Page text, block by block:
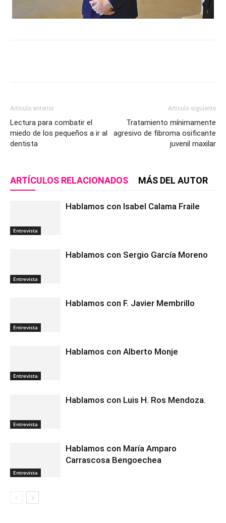
Artículo anterior
Lectura para combatir el
miedo de los pequeños a ir al
dentista
Artículo siguiente
Tratamiento mínimamente
agresivo de fibroma osificante
juvenil maxilar
ARTÍCULOS RELACIONADOS MÁS DEL AUTOR
Entrevista
Hablamos con Isabel Calama Fraile
Entrevista
Hablamos con Sergio García Moreno
Entrevista
Hablamos con F. Javier Membrillo
Entrevista
Hablamos con Alberto Monje
Entrevista
Hablamos con Luis H. Ros Mendoza.
Entrevista
Hablamos con María Amparo
Carrascosa Bengoechea